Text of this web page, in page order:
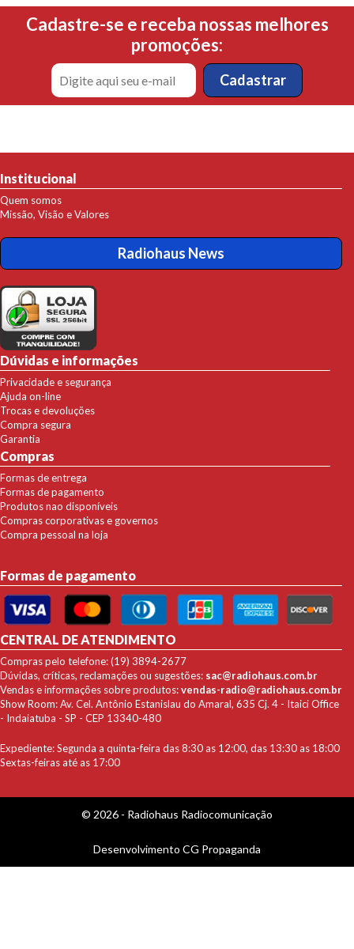
Cadastre-se e receba nossas melhores
promoções:
Institucional
Quem somos
Missão, Visão e Valores
Radiohaus News
Dúvidas e informações
Privacidade e segurança
Ajuda on-line
Trocas e devoluções
Compra segura
Garantia
Compras
Formas de entrega
Formas de pagamento
Produtos nao disponíveis
Compras corporativas e governos
Compra pessoal na loja
Formas de pagamento
CENTRAL DE ATENDIMENTO
Compras pelo telefone: (19) 3894-2677
Dúvidas, críticas, reclamações ou sugestões: sac@radiohaus.com.br
Vendas e informações sobre produtos:vendas-radio@radiohaus.com.br
Show Room: Av. Cel. Antônio Estanislau do Amaral, 635 Cj. 4 - Itaici Office
- Indaiatuba - SP - CEP 13340-480
Expediente: Segunda a quinta-feira das 8:30 as 12:00, das 13:30 as 18:00
Sextas-feiras até as 17:00
© 2026 - Radiohaus Radiocomunicação
Desenvolvimento CG Propaganda